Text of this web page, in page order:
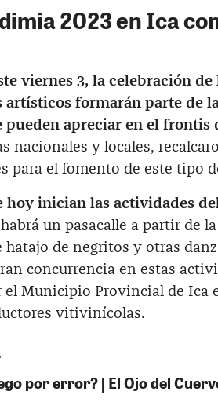
2023 en Ica
viernes 3, la celebración de
artísticos formarán parte de
pueden apreciar en el frontis
nacionales y locales,
para el fomento de este tipo
hoy inician las actividades
habrá un pasacalle a partir de
hatajo de negritos y otras
concurrencia en estas
el Municipio Provincial de Ica
vitivinícolas.
por error? | El Ojo del